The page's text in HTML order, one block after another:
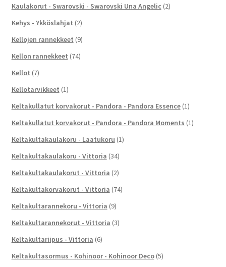
Kaulakorut - Swarovski - Swarovski Una Angelic (2)
Kehys - Ykköslahjat (2)
Kellojen rannekkeet (9)
Kellon rannekkeet (74)
Kellot (7)
Kellotarvikkeet (1)
Keltakullatut korvakorut - Pandora - Pandora Essence (1)
Keltakullatut korvakorut - Pandora - Pandora Moments (1)
Keltakultakaulakoru - Laatukoru (1)
Keltakultakaulakoru - Vittoria (34)
Keltakultakaulakorut - Vittoria (2)
Keltakultakorvakorut - Vittoria (74)
Keltakultarannekoru - Vittoria (9)
Keltakultarannekorut - Vittoria (3)
Keltakultariipus - Vittoria (6)
Keltakultasormus - Kohinoor - Kohinoor Deco (5)